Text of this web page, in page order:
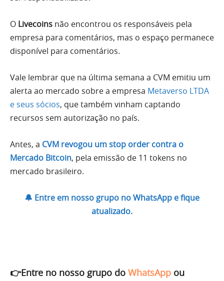
O Livecoins não encontrou os responsáveis pela
empresa para comentários, mas o espaço permanece
disponível para comentários.
Vale lembrar que na última semana a CVM emitiu um
alerta ao mercado sobre a empresa Metaverso LTDA
e seus sócios, que também vinham captando
recursos sem autorização no país.
Antes, a CVM revogou um stop order contra o
Mercado Bitcoin, pela emissão de 11 tokens no
mercado brasileiro.
🔔 Entre em nosso grupo no WhatsApp e fique
atualizado.
👉Entre no nosso grupo do WhatsApp ou